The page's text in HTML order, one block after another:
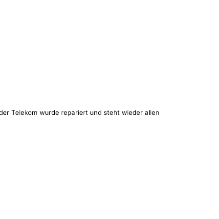
Telekom wurde repariert und steht wieder allen